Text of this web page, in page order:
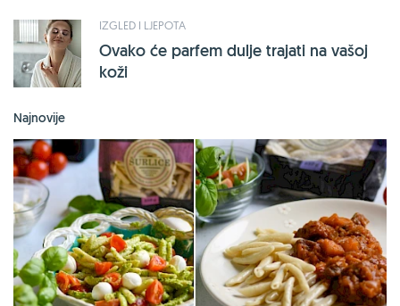
IZGLED I LJEPOTA
Ovako će parfem dulje trajati na vašoj
koži
Najnovije